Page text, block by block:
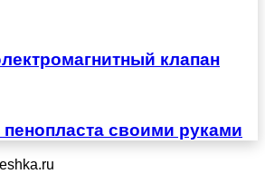
клапан
пенопласта своими руками